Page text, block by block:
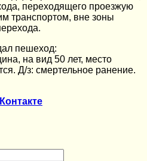
переходящего проезжую
транспортом, вне зоны
пешеход:
на вид 50 лет, место
Д/з: смертельное ранение.